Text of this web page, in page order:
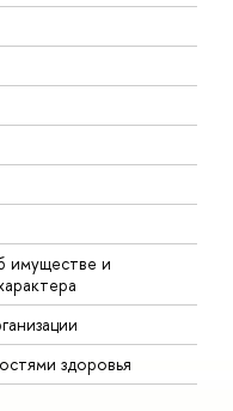
имуществе и
здоровья